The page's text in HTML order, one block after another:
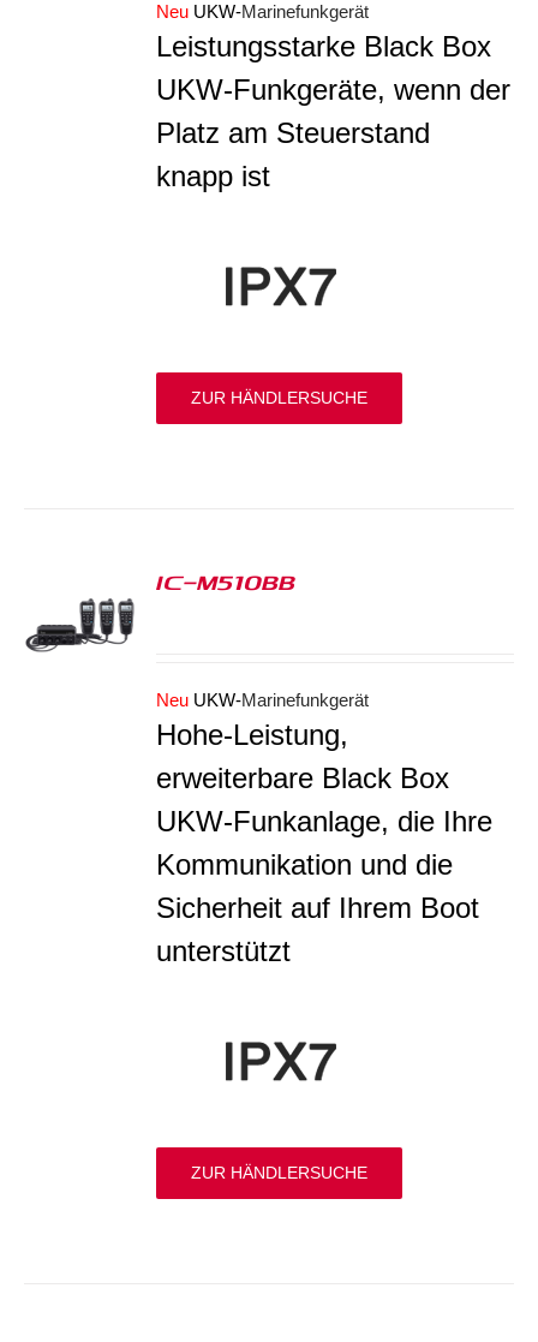
Neu UKW-Marinefunkgerät
Leistungsstarke Black Box
UKW-Funkgeräte, wenn der
Platz am Steuerstand
knapp ist
ZUR HÄNDLERSUCHE
IC-M510BB
Neu UKW-Marinefunkgerät
Hohe-Leistung,
erweiterbare Black Box
UKW-Funkanlage, die Ihre
Kommunikation und die
Sicherheit auf Ihrem Boot
unterstützt
ZUR HÄNDLERSUCHE